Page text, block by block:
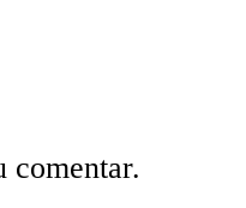
comentar.